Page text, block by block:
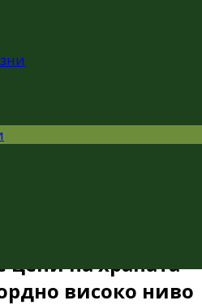
цени на храната
високо ниво